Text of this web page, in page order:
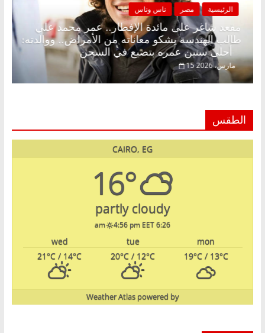
الرئيسية مصر ناس وناس
مقعد شاغر على مائدة الإفطار.. عمر محمد علي
طالب الهندسة يشكو معاناته من الأمراض..
أحلى سنين عمره بتضيع في السجن
15 مارس، 2026
د.
الطقس
CAIRO, EG
16°
partly cloudy
6:26 am
4:56 pm EET
mon
tue
wed
19°C/ 13°C
20°C / 12°C
21°C / 14°C
powered by
Weather Atlas